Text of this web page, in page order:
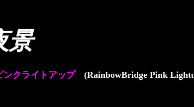
景
ンクライトアップ(RainbowBridge Pink